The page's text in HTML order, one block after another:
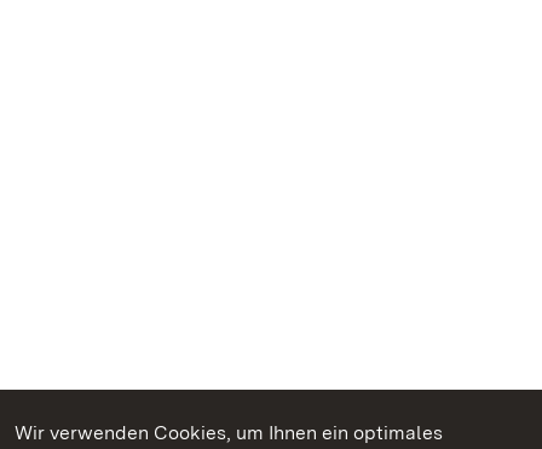
Wir verwenden Cookies, um Ihnen ein optimales